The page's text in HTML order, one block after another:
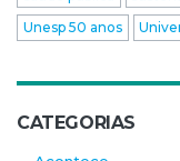
Unesp 50 anos
CATEGORIAS